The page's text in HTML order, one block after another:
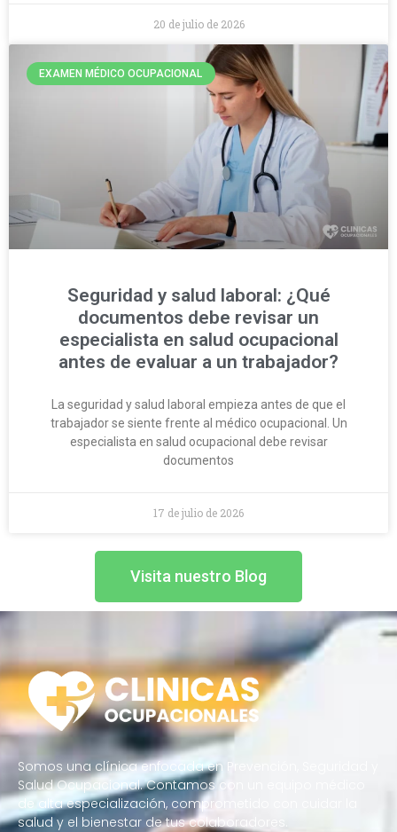
20 de julio de 2026
EXAMEN MÉDICO OCUPACIONAL
Seguridad y salud laboral: ¿Qué
documentos debe revisar un
especialista en salud ocupacional
antes de evaluar a un trabajador?
La seguridad y salud laboral empieza antes de que el
trabajador se siente frente al médico ocupacional. Un
especialista en salud ocupacional debe revisar
documentos
17 de julio de 2026
Visita nuestro Blog
Somos una clínica enfocada en Prevención, Seguridad y
Salud Ocupacional. Contamos con un equipo médico
de alta especialización, comprometido con cuidar la
salud y el bienestar de tus colaboradores.